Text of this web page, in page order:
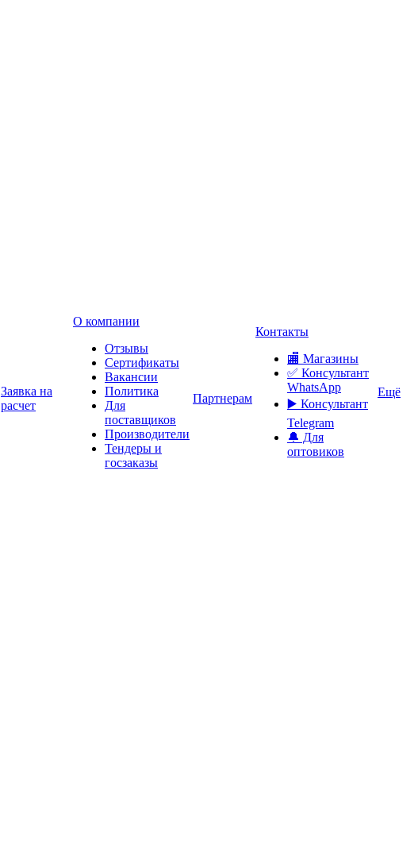
Заявка на
расчет
О компании
Отзывы
Сертификаты
Вакансии
Политика
Для
поставщиков
Производители
Тендеры и
госзаказы
Партнерам
Контакты
🏬 Магазины
✅️ Консультант
WhatsApp
▶️ Консультант
Telegram
🔔 Для
оптовиков
Ещё